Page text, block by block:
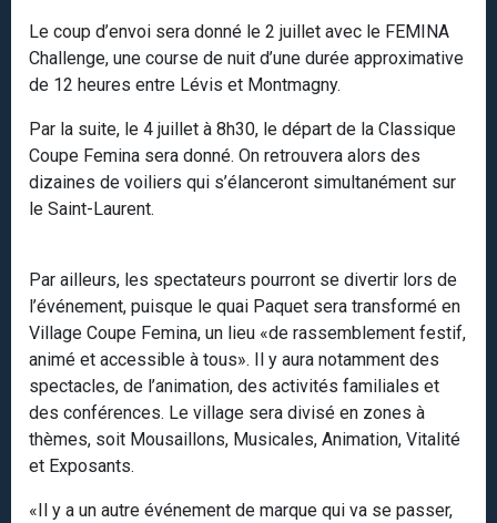
Le coup d’envoi sera donné le 2 juillet avec le FEMINA
Challenge, une course de nuit d’une durée approximative
de 12 heures entre Lévis et Montmagny.
Par la suite, le 4 juillet à 8h30, le départ de la Classique
Coupe Femina sera donné. On retrouvera alors des
dizaines de voiliers qui s’élanceront simultanément sur
le Saint-Laurent.
Par ailleurs, les spectateurs pourront se divertir lors de
l’événement, puisque le quai Paquet sera transformé en
Village Coupe Femina, un lieu «de rassemblement festif,
animé et accessible à tous». Il y aura notamment des
spectacles, de l’animation, des activités familiales et
des conférences. Le village sera divisé en zones à
thèmes, soit Mousaillons, Musicales, Animation, Vitalité
et Exposants.
«Il y a un autre événement de marque qui va se passer,